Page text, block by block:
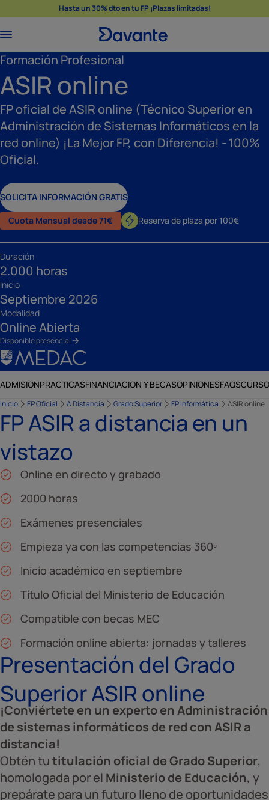
Hasta un 30% dto en tu FP ¡Plazas limitadas!
Formación Profesional
ASIR online
FP oficial de ASIR online (Técnico Superior en
Administración de Sistemas Informáticos en la
red online) ¡La Mejor FP, con Diferencia! - 100%
Oficial.
SOLICITA INFORMACIÓN GRATIS
Cuota Mensual desde 71€ Reserva de plaza por 100€
Duración
2.000 horas
Inicio
Septiembre 2026
Modalidad
Online Abierta
Disponible presencial
ADMISIONPRACTICASFINANCIACION Y BECASOPINIONESFAQS
Inicio FP Oficial A Distancia Grado Superior FP Informática ASIR online
FP ASIR a distancia en un
vistazo
Online en directo y grabado
2000 horas
Exámenes presenciales
Empieza ya con las competencias 360º
Inicio académico en septiembre
Título Oficial del Ministerio de Educación
Compatible con becas MEC
Formación online abierta: jornadas y talleres
Presentación del Grado
Superior ASIR online
¡Conviértete en un experto en Administración
de sistemas informáticos de red con ASIR a
distancia!
Obtén tutitulación oficial de Grado Superior,
homologada por el Ministerio de Educación, y
prepárate para un futuro lleno de oportunidades